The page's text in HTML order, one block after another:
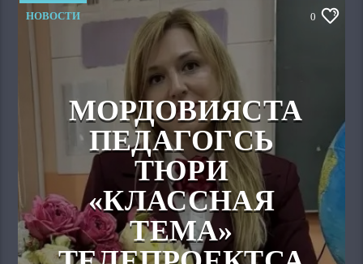
НОВОСТИ 0
МОРДОВИЯСТА
ПЕДАГОГСЬ
ТЮРИ
«КЛАССНАЯ
ТЕМА»